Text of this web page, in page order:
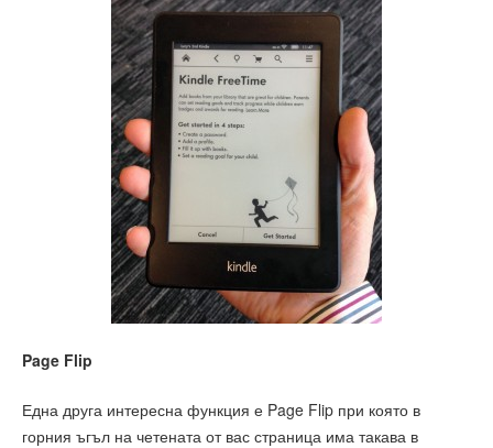
Page Flip
Една друга интересна функция е Page Flip при която в
горния ъгъл на четената от вас страница има такава в